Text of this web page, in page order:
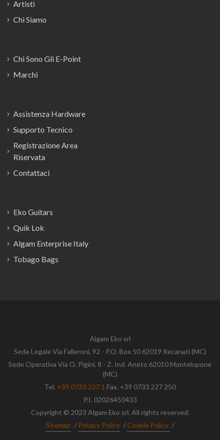
Artisti
Chi Siamo
Chi Sono Gli E-Point
Marchi
Assistenza Hardware
Supporto Tecnico
Registrazione Area
Riservata
Contattaci
Eko Guitars
Quik Lok
Algam Enterprise Italy
Tobago Bags
Algam Eko srl
Sede Legale Via Falleroni, 92 - P.O. Box 50 62019 Recanati (MC)
Sede Operativa Via O. Pigini, 8 - Z. Ind. Aneto 62010 Montelupone
(MC)
Tel. +39 0733 227 1 Fax. +39 0733 227 250
P.I. 02026450433
Copyright © 2023 Algam Eko srl. All rights reserved.
Sitemap / Privacy Policy / Cookie Policy /